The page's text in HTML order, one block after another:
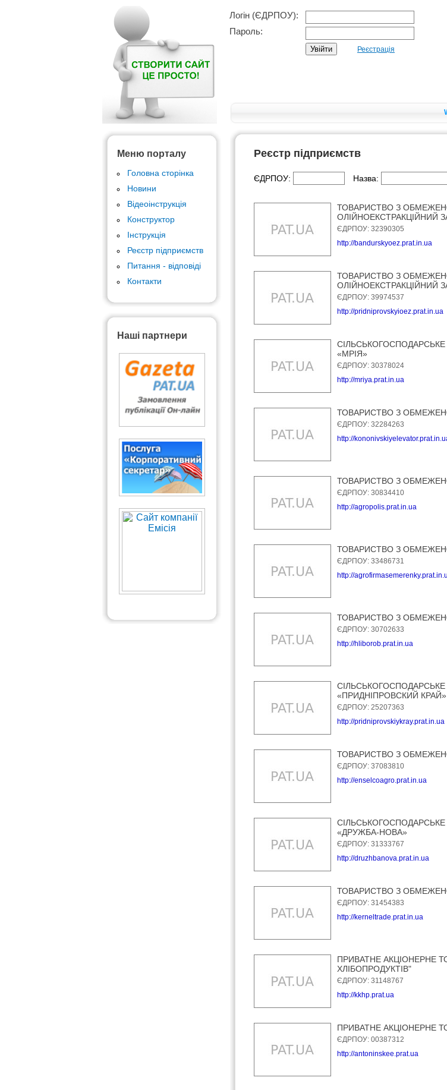
Логін (ЄДРПОУ):
Пароль:
Реєстрація
Меню порталу
Головна сторінка
Новини
Відеоінструкція
Конструктор
Інструкція
Реєстр підприємств
Питання - відповіді
Контакти
Наші партнери
Реєстр підприємств
ЄДРПОУ: Назва:
ТОВАРИСТВО З
ОЛІЙНОЕКСТРАКЦІЙНИЙ
ЄДРПОУ: 32390305
http://bandurskyoez.prat.in.ua
ТОВАРИСТВО З
ОЛІЙНОЕКСТРАКЦІЙНИЙ
ЄДРПОУ: 39974537
http://pridniprovskyioez.prat.in.ua
«МРІЯ»
ЄДРПОУ: 30378024
http://mriya.prat.in.ua
ТОВАРИСТВО З
ЄДРПОУ: 32284263
http://
ТОВАРИСТВО З
ЄДРПОУ: 30834410
http://agropolis.prat.in.ua
ТОВАРИСТВО З
ЄДРПОУ: 33486731
http://
ТОВАРИСТВО З
ЄДРПОУ: 30702633
http://hliborob.prat.in.ua
«ПРИДНІПРОВСКИЙ КРАЙ»
ЄДРПОУ: 25207363
http://pridniprovskiykray.prat.in.ua
ТОВАРИСТВО З
ЄДРПОУ: 37083810
http://enselcoagro.prat.in.ua
«ДРУЖБА-НОВА»
ЄДРПОУ: 31333767
http://druzhbanova.prat.in.ua
ТОВАРИСТВО З
ЄДРПОУ: 31454383
http://kerneltrade.prat.in.ua
ПРИВАТНЕ АКЦІОНЕРНЕ
ХЛІБОПРОДУКТІВ"
ЄДРПОУ: 31148767
http://kkhp.prat.ua
ПРИВАТНЕ АКЦІОНЕРНЕ
ЄДРПОУ: 00387312
http://antoninskee.prat.ua